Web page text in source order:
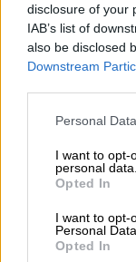
disclosure of your
IAB’s list of
also be disclosed
Downstream
Please note that
not limited to
grant or deny
use your data for
consent section.
Personal
I want to opt-
personal data.
Opted In
I want to opt-
Personal Data.
Opted In
Ο ίδιος
ενταχθεί το
κατάλογο
το μήνα
ακόμη
κατ’
περιόδου